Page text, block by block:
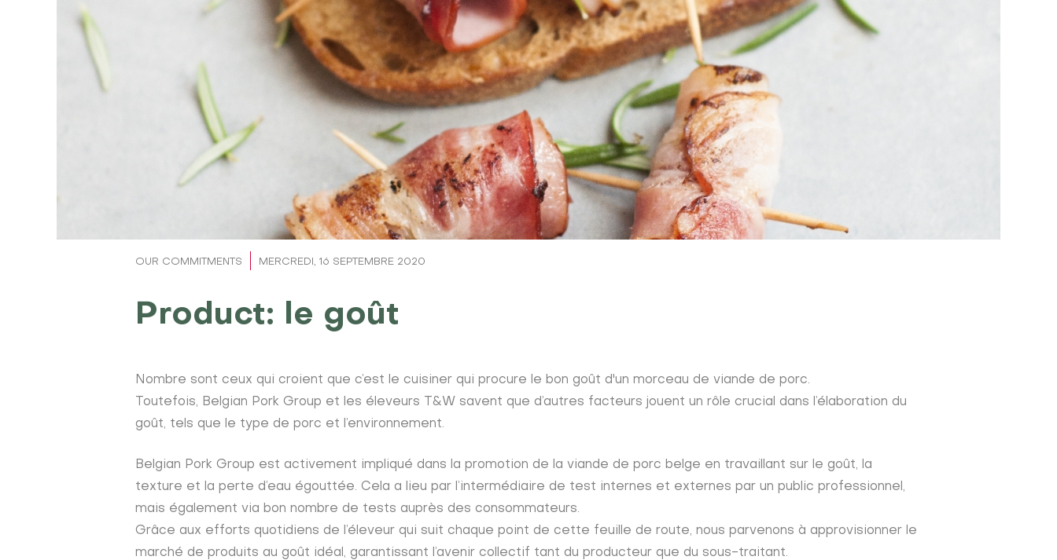
OUR COMMITMENTS MERCREDI, 16 SEPTEMBRE 2020
Product: le goût
Nombre sont ceux qui croient que c’est le cuisiner qui procure le bon goût d'un morceau de viande de porc.
Toutefois, Belgian Pork Group et les éleveurs T&W savent que d’autres facteurs jouent un rôle crucial dans l’élaboration du
goût, tels que le type de porc et l’environnement.
Belgian Pork Group est activement impliqué dans la promotion de la viande de porc belge en travaillant sur le goût, la
texture et la perte d’eau égouttée. Cela a lieu par l’intermédiaire de test internes et externes par un public professionnel,
mais également via bon nombre de tests auprès des consommateurs.
Grâce aux efforts quotidiens de l’éleveur qui suit chaque point de cette feuille de route, nous parvenons à approvisionner le
marché de produits au goût idéal, garantissant l’avenir collectif tant du producteur que du sous-traitant.